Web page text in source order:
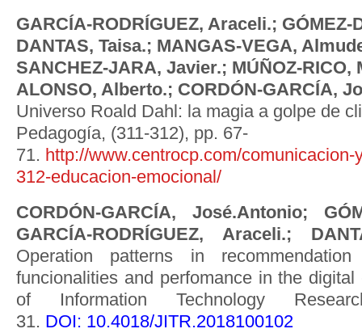
GARCÍA-RODRÍGUEZ, Araceli.; GÓMEZ-
DANTAS, Taisa.; MANGAS-VEGA,
SANCHEZ-JARA, Javier.; MÚÑOZ-RICO,
ALONSO, Alberto.; CORDÓN-GARCÍA,
Universo Roald Dahl: la magia a golpe de
Pedagogía, (311-312), pp. 67-
71. http://www.centrocp.com/comunicacion-
312-educacion-emocional/
CORDÓN-GARCÍA, José.Antonio;
GARCÍA-RODRÍGUEZ, Araceli.;
Operation patterns in
funcionalities and perfomance in the digital
of Information Technology
31. DOI: 10.4018/JITR.2018100102